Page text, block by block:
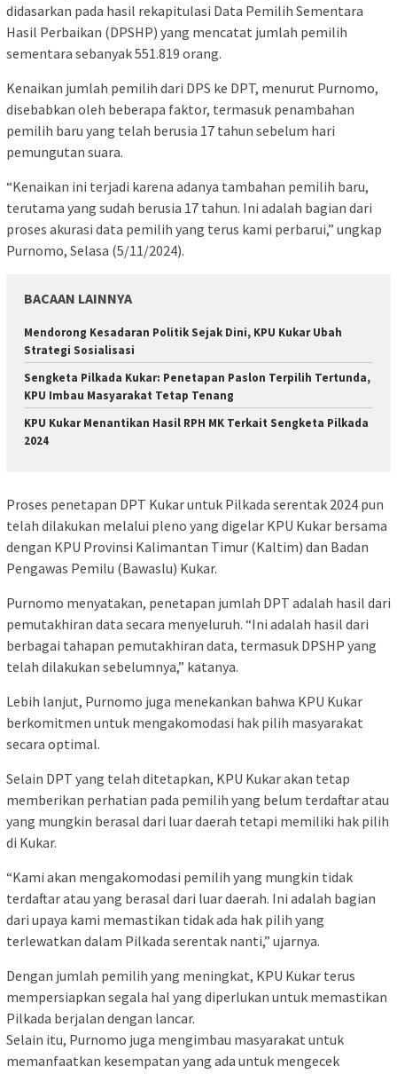
didasarkan pada hasil rekapitulasi Data Pemilih Sementara
Hasil Perbaikan (DPSHP) yang mencatat jumlah pemilih
sementara sebanyak 551.819 orang.
Kenaikan jumlah pemilih dari DPS ke DPT, menurut Purnomo,
disebabkan oleh beberapa faktor, termasuk penambahan
pemilih baru yang telah berusia 17 tahun sebelum hari
pemungutan suara.
“Kenaikan ini terjadi karena adanya tambahan pemilih baru,
terutama yang sudah berusia 17 tahun. Ini adalah bagian dari
proses akurasi data pemilih yang terus kami perbarui,” ungkap
Purnomo, Selasa (5/11/2024).
BACAAN LAINNYA
Mendorong Kesadaran Politik Sejak Dini, KPU Kukar Ubah
Strategi Sosialisasi
Sengketa Pilkada Kukar: Penetapan Paslon Terpilih Tertunda,
KPU Imbau Masyarakat Tetap Tenang
KPU Kukar Menantikan Hasil RPH MK Terkait Sengketa Pilkada
2024
Proses penetapan DPT Kukar untuk Pilkada serentak 2024 pun
telah dilakukan melalui pleno yang digelar KPU Kukar bersama
dengan KPU Provinsi Kalimantan Timur (Kaltim) dan Badan
Pengawas Pemilu (Bawaslu) Kukar.
Purnomo menyatakan, penetapan jumlah DPT adalah hasil dari
pemutakhiran data secara menyeluruh. “Ini adalah hasil dari
berbagai tahapan pemutakhiran data, termasuk DPSHP yang
telah dilakukan sebelumnya,” katanya.
Lebih lanjut, Purnomo juga menekankan bahwa KPU Kukar
berkomitmen untuk mengakomodasi hak pilih masyarakat
secara optimal.
Selain DPT yang telah ditetapkan, KPU Kukar akan tetap
memberikan perhatian pada pemilih yang belum terdaftar atau
yang mungkin berasal dari luar daerah tetapi memiliki hak pilih
di Kukar.
“Kami akan mengakomodasi pemilih yang mungkin tidak
terdaftar atau yang berasal dari luar daerah. Ini adalah bagian
dari upaya kami memastikan tidak ada hak pilih yang
terlewatkan dalam Pilkada serentak nanti,” ujarnya.
Dengan jumlah pemilih yang meningkat, KPU Kukar terus
mempersiapkan segala hal yang diperlukan untuk memastikan
Pilkada berjalan dengan lancar.
Selain itu, Purnomo juga mengimbau masyarakat untuk
memanfaatkan kesempatan yang ada untuk mengecek